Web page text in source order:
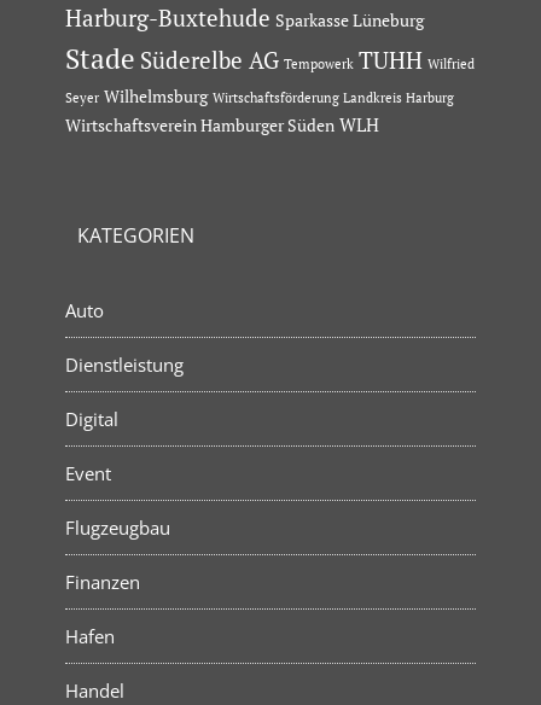
Harburg-Buxtehude Sparkasse Lüneburg
Stade Süderelbe AG Tempowerk TUHH Wilfried
Seyer Wilhelmsburg Wirtschaftsförderung Landkreis Harburg
Wirtschaftsverein Hamburger Süden WLH
KATEGORIEN
Auto
Dienstleistung
Digital
Event
Flugzeugbau
Finanzen
Hafen
Handel